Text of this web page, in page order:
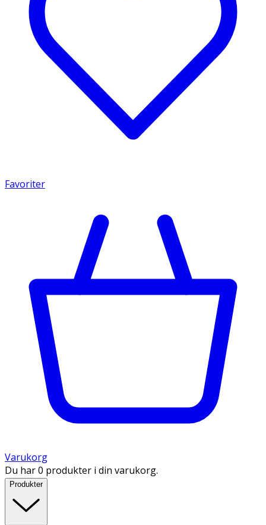
Favoriter
Varukorg
Du har 0 produkter i din varukorg.
Produkter